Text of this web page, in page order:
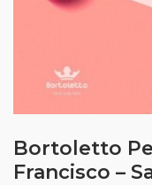
Bortoletto
Francisco –